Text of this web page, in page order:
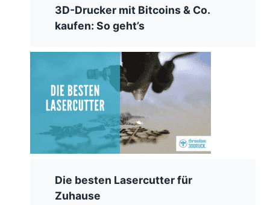
3D-Drucker mit Bitcoins & Co.
kaufen: So geht’s
Die besten Lasercutter für
Zuhause